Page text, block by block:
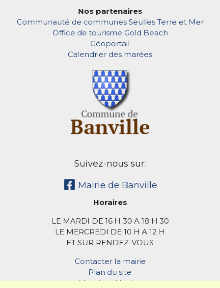
Nos partenaires
Communauté de communes Seulles Terre et Mer
Office de tourisme Gold Beach
Géoportail
Calendrier des marées
Suivez-nous sur:
Mairie de Banville
Horaires
LE MARDI DE 16 H 30 A 18 H 30
LE MERCREDI DE 10 H A 12 H
ET SUR RENDEZ-VOUS
Contacter la mairie
Plan du site
Mentions légales